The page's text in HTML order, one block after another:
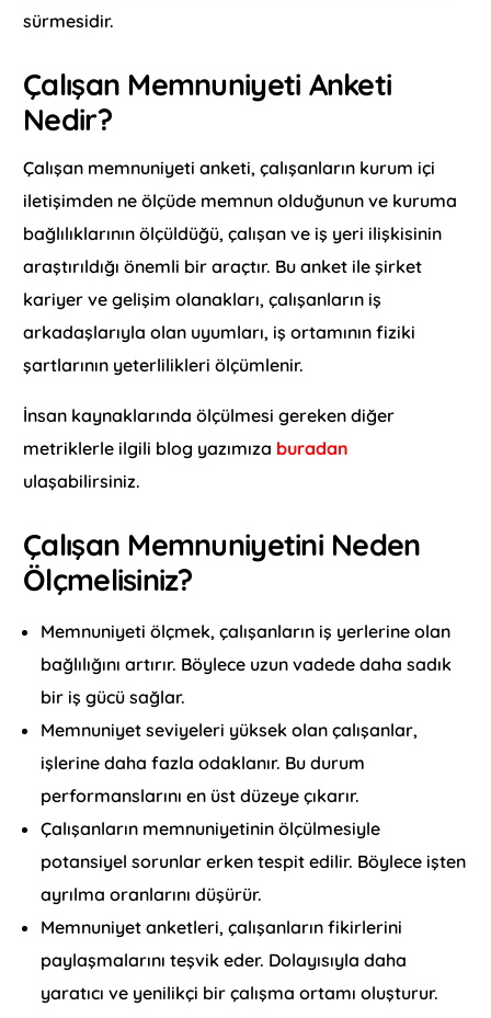
sürmesidir.
Çalışan Memnuniyeti Anketi
Nedir?
Çalışan memnuniyeti anketi, çalışanların kurum içi
iletişimden ne ölçüde memnun olduğunun ve kuruma
bağlılıklarının ölçüldüğü, çalışan ve iş yeri ilişkisinin
araştırıldığı önemli bir araçtır. Bu anket ile şirket
kariyer ve gelişim olanakları, çalışanların iş
arkadaşlarıyla olan uyumları, iş ortamının fiziki
şartlarının yeterlilikleri ölçümlenir.
İnsan kaynaklarında ölçülmesi gereken diğer
metriklerle ilgili blog yazımıza buradan
ulaşabilirsiniz.
Çalışan Memnuniyetini Neden
Ölçmelisiniz?
Memnuniyeti ölçmek, çalışanların iş yerlerine olan
bağlılığını artırır. Böylece uzun vadede daha sadık
bir iş gücü sağlar.
Memnuniyet seviyeleri yüksek olan çalışanlar,
işlerine daha fazla odaklanır. Bu durum
performanslarını en üst düzeye çıkarır.
Çalışanların memnuniyetinin ölçülmesiyle
potansiyel sorunlar erken tespit edilir. Böylece işten
ayrılma oranlarını düşürür.
Memnuniyet anketleri, çalışanların fikirlerini
paylaşmalarını teşvik eder. Dolayısıyla daha
yaratıcı ve yenilikçi bir çalışma ortamı oluşturur.